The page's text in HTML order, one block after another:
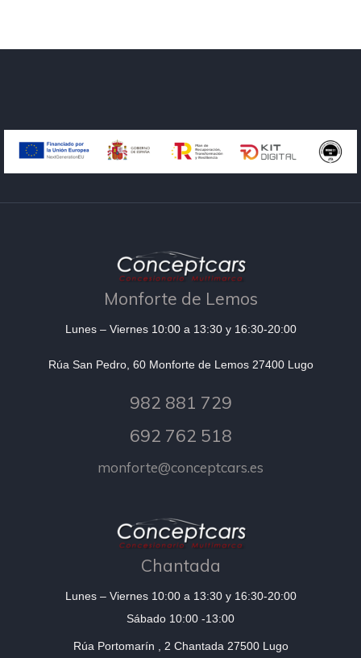
Monforte de Lemos
Lunes – Viernes 10:00 a 13:30 y 16:30-20:00
Rúa San Pedro, 60 Monforte de Lemos 27400 Lugo
982 881 729
692 762 518
monforte@conceptcars.es
Chantada
Lunes – Viernes 10:00 a 13:30 y 16:30-20:00
Sábado 10:00 -13:00
Rúa Portomarín , 2 Chantada 27500 Lugo